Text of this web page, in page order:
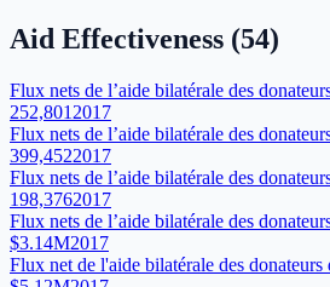
Aid Effectiveness (54)
Flux nets de l’aide bilatérale des
252,801 2017
Flux nets de l’aide bilatérale des
399,4522017
Flux nets de l’aide bilatérale des
198,3762017
Flux nets de l’aide bilatérale des
$3.14M2017
Flux net de l'aide bilatérale des